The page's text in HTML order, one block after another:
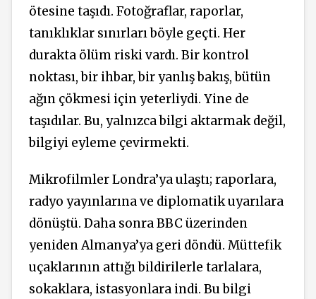
ötesine taşıdı. Fotoğraflar, raporlar,
tanıklıklar sınırları böyle geçti. Her
durakta ölüm riski vardı. Bir kontrol
noktası, bir ihbar, bir yanlış bakış, bütün
ağın çökmesi için yeterliydi. Yine de
taşıdılar. Bu, yalnızca bilgi aktarmak değil,
bilgiyi eyleme çevirmekti.
Mikrofilmler Londra’ya ulaştı; raporlara,
radyo yayınlarına ve diplomatik uyarılara
dönüştü. Daha sonra BBC üzerinden
yeniden Almanya’ya geri döndü. Müttefik
uçaklarının attığı bildirilerle tarlalara,
sokaklara, istasyonlara indi. Bu bilgi